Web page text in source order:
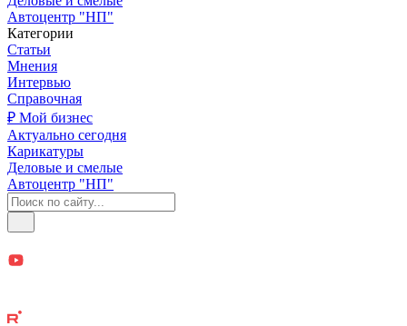
Автоцентр "НП"
Категории
Статьи
Мнения
Интервью
Справочная
₽ Мой бизнес
Актуально сегодня
Карикатуры
Деловые и смелые
Автоцентр "НП"